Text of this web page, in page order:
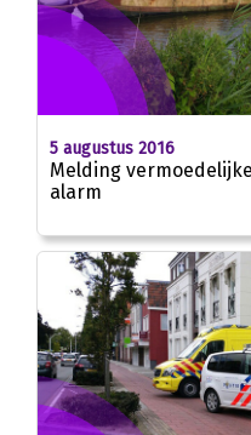
5 augustus 2016
Melding
alarm